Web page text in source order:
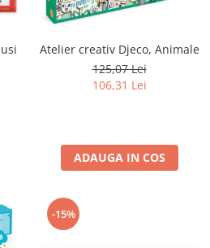
Atelier creativ Djeco, Animale
125,07 Lei
106,31 Lei
ADAUGA IN COS
-15%